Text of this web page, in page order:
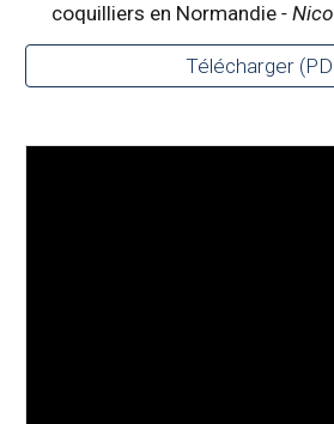
coquilliers en Normandie -
Télécharger